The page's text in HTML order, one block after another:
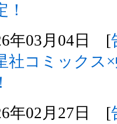
！
年03月04日 [
社コミックス
年02月27日 [